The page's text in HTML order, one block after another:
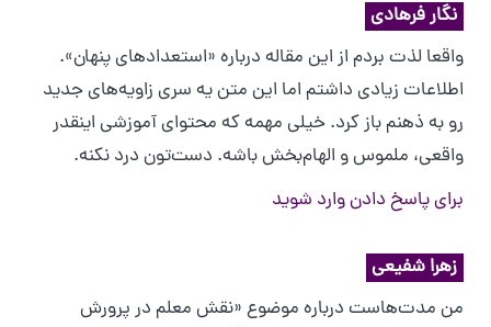
نگار فرهادی
واقعا لذت بردم از این مقاله درباره «استعدادهای پنهان».
اطلاعات زیادی داشتم اما این متن یه سری زاویه‌های جدید
رو به ذهنم باز کرد. خیلی مهمه که محتوای آموزشی اینقدر
واقعی، ملموس و الهام‌بخش باشه. دست‌تون درد نکنه.
برای پاسخ دادن وارد شوید
زهرا شفیعی
من مدت‌هاست درباره موضوع «نقش معلم در پرورش